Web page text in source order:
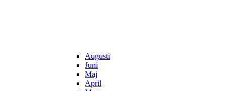
Augusti
Juni
Maj
April